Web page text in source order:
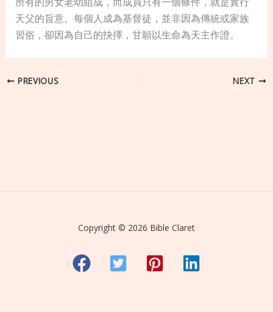
天父的旨意。每個人成為基督徒，並非因為傳統或家族
習俗，卻因為自己的抉擇，甘願以生命為天主作證。
PREVIOUS NEXT
Copyright © 2026 Bible Claret